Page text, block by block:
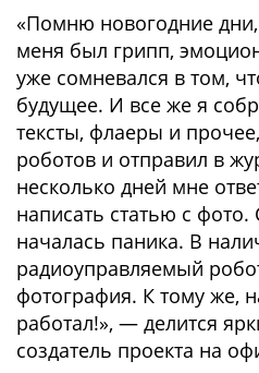
«Помню новогодние
меня был грипп,
уже сомневался в том,
будущее. И все же я
тексты, флаеры и
роботов и отправил в
несколько дней мне
написать статью с
началась паника. В
радиоуправляемый
фотография. К тому же,
работал!», — делится
создатель проекта на